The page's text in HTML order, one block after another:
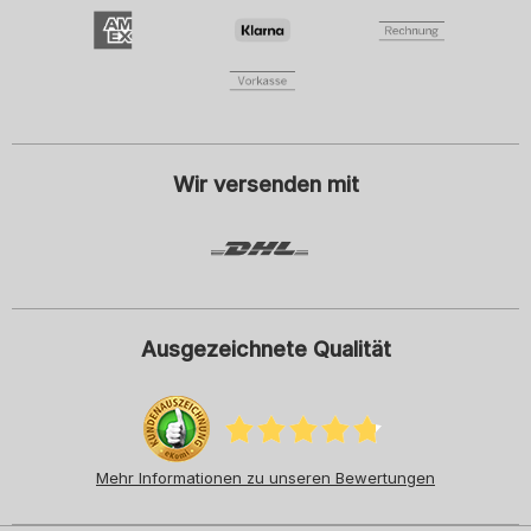
Herrenmode
ADIDAS
Ich willige mit dem Klick auf Anmelden ein, den Newsletter oder
Wir versenden mit
Ausgezeichnete Qualität
Mehr Informationen zu unseren Bewertungen